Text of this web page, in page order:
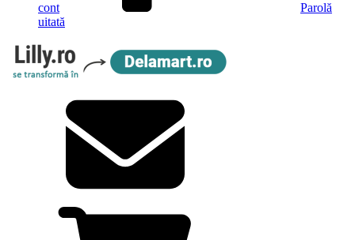
cont
Parolă
uitată